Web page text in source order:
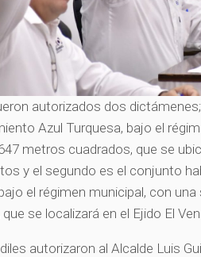
autorizados dos
Azul Turquesa, bajo el
metros cuadrados, que se
y el segundo es el conjunto
el régimen municipal, con
se localizará en el Ejido El
autorizaron al Alcalde Luis